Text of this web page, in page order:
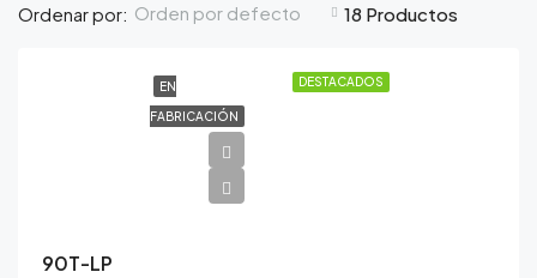
18 Productos
Ordenar por: Orden por defecto
DESTACADOS
EN
FABRICACIÓN
90T-LP